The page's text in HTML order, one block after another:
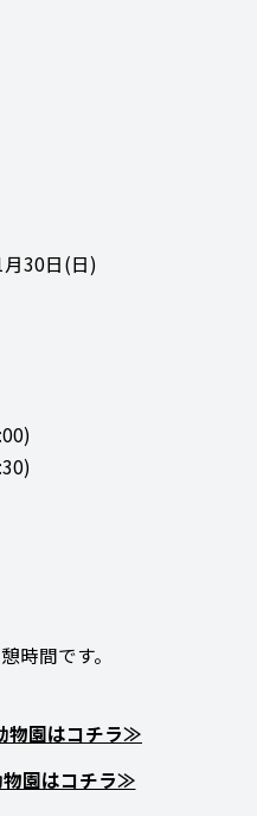
30日(日)
時間です。
物園はコチラ≫
園はコチラ≫